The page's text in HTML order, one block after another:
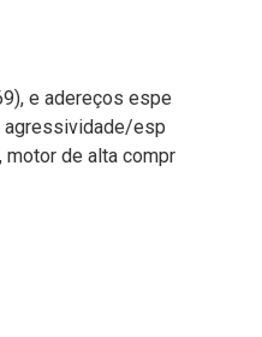
e adereços espe
agressividade/esp
motor de alta compr